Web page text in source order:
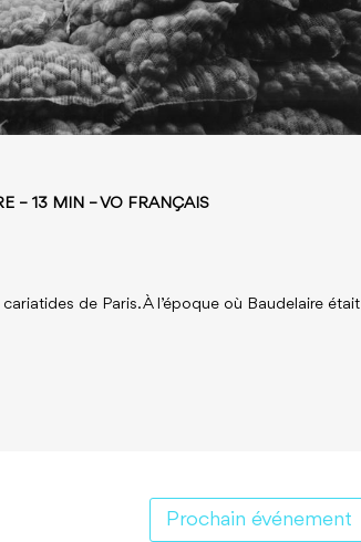
– 13 MIN – VO FRANÇAIS
de Paris. À l’époque où Baudelaire était
Prochain événement